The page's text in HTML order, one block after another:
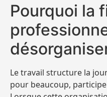
Pourquoi la
Le travail structure la
pour beaucoup, participe